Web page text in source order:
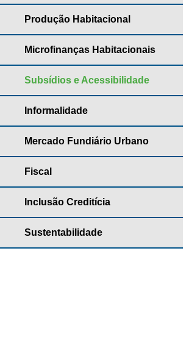
Produção Habitacional
Microfinanças Habitacionais
Subsídios e Acessibilidade
Informalidade
Mercado Fundiário Urbano
Fiscal
Inclusão Creditícia
Sustentabilidade